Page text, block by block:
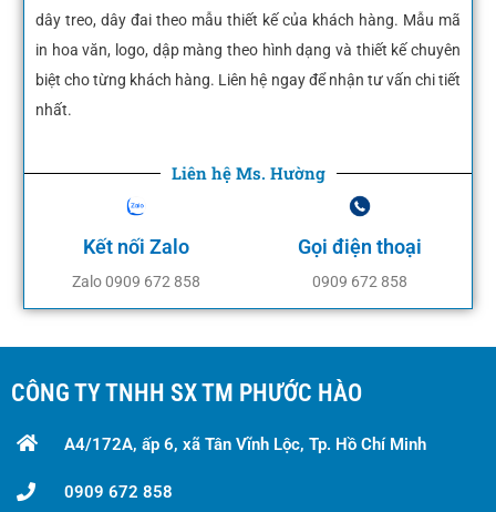
dây treo, dây đai theo mẫu thiết kế của khách hàng. Mẫu mã
in hoa văn, logo, dập màng theo hình dạng và thiết kế chuyên
biệt cho từng khách hàng. Liên hệ ngay để nhận tư vấn chi tiết
nhất.
Liên hệ Ms. Hường
Kết nối Zalo
Zalo 0909 672 858
Gọi điện thoại
0909 672 858
CÔNG TY TNHH SX TM PHƯỚC HÀO
A4/172A, ấp 6, xã Tân Vĩnh Lộc, Tp. Hồ Chí Minh
0909 672 858